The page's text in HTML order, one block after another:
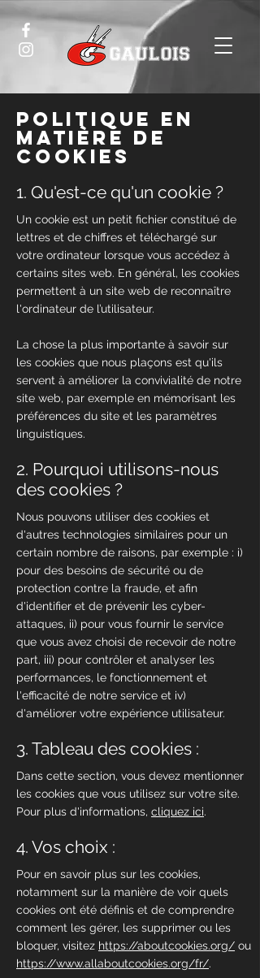
Politique en
matière de
cookies
1. Qu'est-ce qu'un cookie ?
Un cookie est un petit fichier constitué de
lettres et de chiffres et téléchargé sur
votre ordinateur lorsque vous accédez à
certains sites web. En général, les cookies
permettent à un site web de reconnaître
l'ordinateur de l’utilisateur.
La chose la plus importante à savoir sur
les cookies que nous plaçons est qu'ils
servent à améliorer la convivialité de notre
site web, par exemple en mémorisant les
préférences du site et les paramètres
linguistiques.
2. Pourquoi utilisons-nous
des cookies ?
Nous pouvons utiliser des cookies et
d'autres technologies similaires pour un
certain nombre de raisons, par exemple : i)
pour des besoins de sécurité ou de
protection contre la fraude, et afin
d'identifier et de prévenir les cyber-
attaques, ii) pour vous fournir le service
que vous avez choisi de recevoir de notre
part, iii) pour contrôler et analyser les
performances, le fonctionnement et
l'efficacité de notre service et iv)
d'améliorer votre expérience utilisateur.
3. Tableau des cookies :
Dans cette section, vous devez mentionner
les cookies que vous utilisez sur votre site.
Pour plus d'informations, cliquez ici.
4. Vos choix :
Pour en savoir plus sur les cookies,
notamment sur la manière de voir quels
cookies ont été définis et de comprendre
comment les gérer, les supprimer ou les
bloquer, visitez https://aboutcookies.org/ ou
https://www.allaboutcookies.org/fr/.